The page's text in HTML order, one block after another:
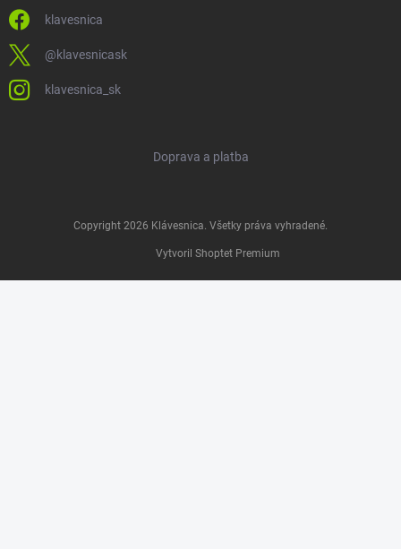
klavesnica
@klavesnicask
klavesnica_sk
Doprava a platba
Vytvoril Shoptet Premium
Copyright 2026 Klávesnica. Všetky práva vyhradené.